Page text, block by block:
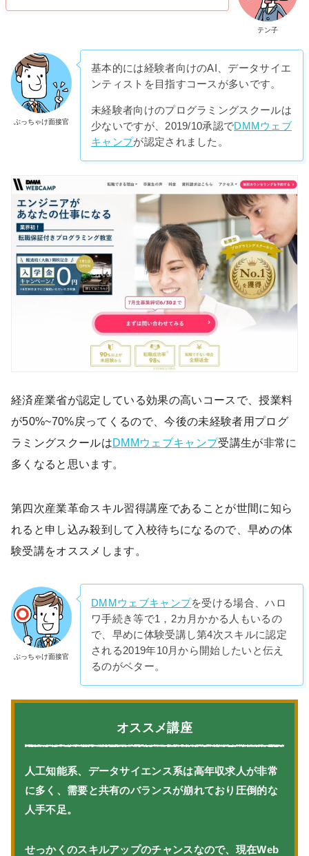
テン子
ぶっちゃけ面接官
基本的には経験者向けのAI、データサイエ
ンティストを目指すコースが多いです。
未経験者向けのプログラミングスクールは
少ないですが、2019/10承認でDMMウェブ
キャンプが認定されました。
経済産業省が認定している効果の高いコースで、授業料
が50%~70%戻ってくるので、今後の未経験者用プログ
ラミングスクールはDMMウェブキャンプ受講生が非常に
多くなると思います。
第四次産業革命スキル習得講座であることが世間に知ら
れると申し込み殺到して入校待ちになるので、早めの体
験受講をオススメします。
ぶっちゃけ面接官
DMMウェブキャンプを受ける場合、ハロ
ワ手続き等で1，2カ月かかる人もいるの
で、早めに体験受講し第4次スキルに認定
される2019年10月から開始したいと伝え
るのがベター。
オススメ講座
人工知能系、データサイエンス系は高年収求人が非常
に多く、需要と共有のバランスが崩れており圧倒的な
人手不足。
せっかくのスキルアップのチャンスなので、現在Web